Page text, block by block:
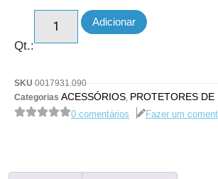
Qt.:
Adicionar
SKU 0017931.090
Categorias ACESSÓRIOS, PROTETORES DE
0 comentários Fazer um